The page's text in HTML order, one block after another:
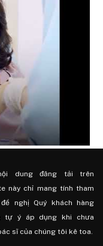
dung đăng tải trên
này chỉ mang tính tham
nghị Quý khách hàng
tự ý áp dụng khi chưa
sĩ của chúng tôi kê toa.